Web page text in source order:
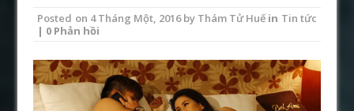
Posted on 4 Tháng Một, 2016by Thám Tử Huếin Tin tức
| 0 Phản hồi